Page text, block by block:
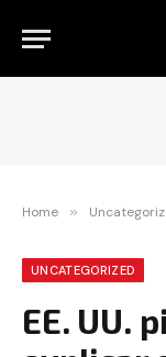
Home »
UNCATEGORIZED
EE. UU.